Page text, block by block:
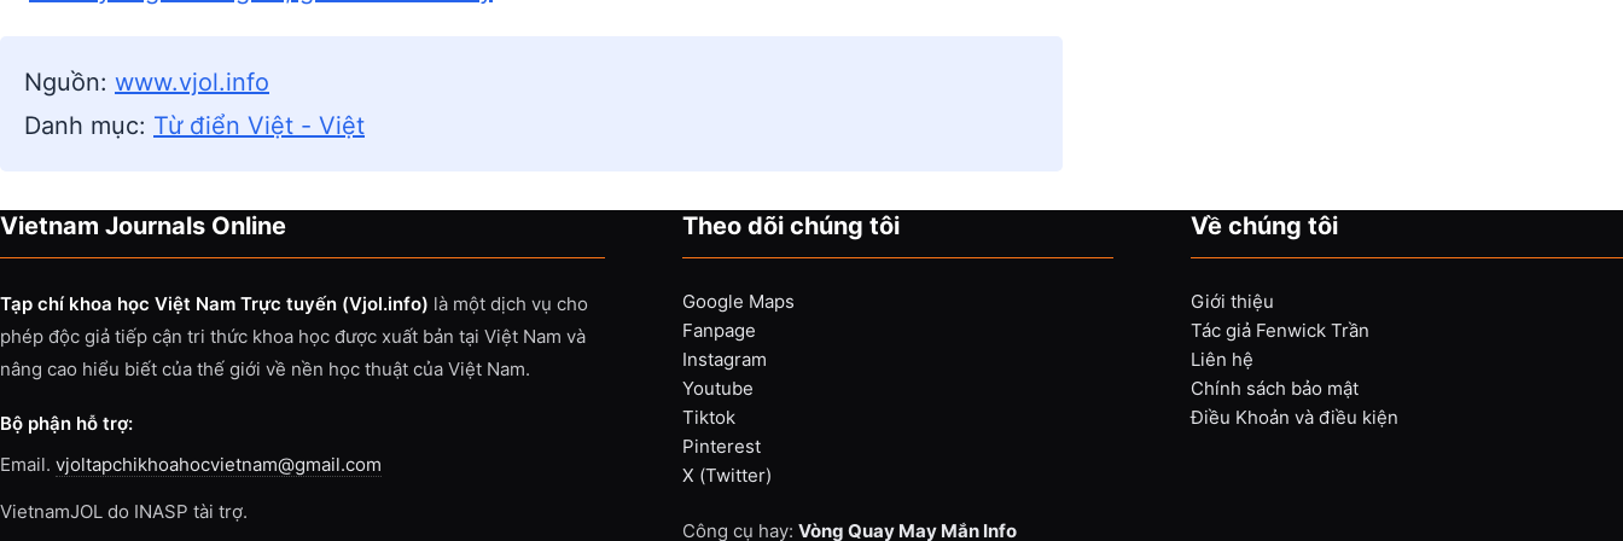
Nguồn: www.vjol.info
Danh mục: Từ điển Việt - Việt
Vietnam Journals Online
Tạp chí khoa học Việt Nam Trực tuyến (Vjol.info) là một dịch vụ cho
phép độc giả tiếp cận tri thức khoa học được xuất bản tại Việt Nam và
nâng cao hiểu biết của thế giới về nền học thuật của Việt Nam.
Bộ phận hỗ trợ:
Email. vjoltapchikhoahocvietnam@gmail.com
VietnamJOL do INASP tài trợ.
Theo dõi chúng tôi
Google Maps
Fanpage
Instagram
Youtube
Tiktok
Pinterest
X (Twitter)
Công cụ hay: Vòng Quay May Mắn Info
Về chúng tôi
Giới thiệu
Tác giả Fenwick Trần
Liên hệ
Chính sách bảo mật
Điều Khoản và điều kiện